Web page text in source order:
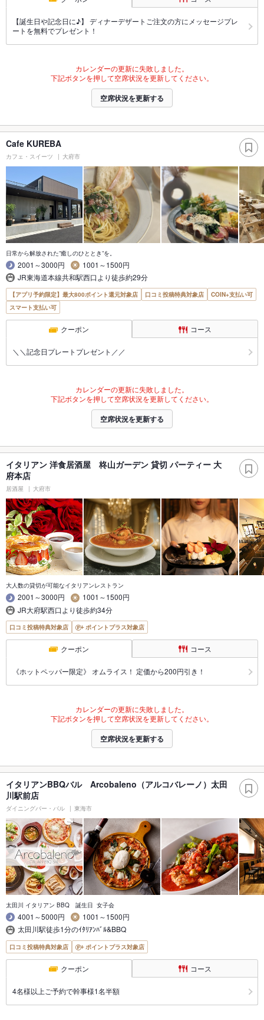
【誕生日や記念日に♪】 ディナーデザートご注文の方にメッセージプレ
ートを無料でプレゼント！
カレンダーの更新に失敗しました。
下記ボタンを押して空席状況を更新してください。
空席状況を更新する
Cafe KUREBA
カフェ・スイーツ 大府市
日常から解放された”癒しのひととき”を。
2001～3000円
1001～1500円
JR東海道本線共和駅西口より徒歩約29分
【アプリ予約限定】最大800ポイント還元対象店 口コミ投稿特典対象店
COIN+支払い可
スマート支払い可
クーポン コース
＼＼記念日プレートプレゼント／／
カレンダーの更新に失敗しました。
下記ボタンを押して空席状況を更新してください。
空席状況を更新する
イタリアン 洋食居酒屋 柊山ガーデン 貸切 パーティー 大
府本店
居酒屋 大府市
大人数の貸切が可能なイタリアンレストラン
2001～3000円
1001～1500円
JR大府駅西口より徒歩約34分
口コミ投稿特典対象店 ポイントプラス対象店
クーポン コース
《ホットペッパー限定》 オムライス！ 定価から200円引き！
カレンダーの更新に失敗しました。
下記ボタンを押して空席状況を更新してください。
空席状況を更新する
イタリアンBBQバル Arcobaleno（アルコバレーノ）太田
川駅前店
ダイニングバー・バル 東海市
太田川 イタリアン BBQ 誕生日 女子会
4001～5000円
1001～1500円
太田川駅徒歩1分のｲﾀﾘｱﾝﾊﾞﾙ&BBQ
口コミ投稿特典対象店 ポイントプラス対象店
クーポン コース
4名様以上ご予約で幹事様1名半額